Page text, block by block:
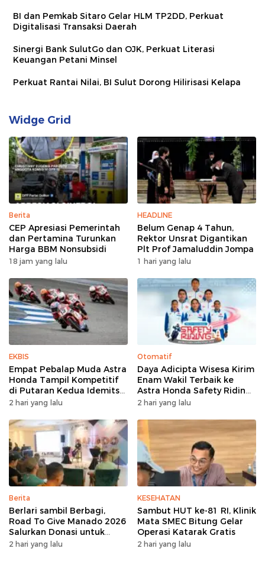
BI dan Pemkab Sitaro Gelar HLM TP2DD, Perkuat
Digitalisasi Transaksi Daerah
Sinergi Bank SulutGo dan OJK, Perkuat Literasi
Keuangan Petani Minsel
Perkuat Rantai Nilai, BI Sulut Dorong Hilirisasi Kelapa
Widge Grid
Berita
CEP Apresiasi Pemerintah
dan Pertamina Turunkan
Harga BBM Nonsubsidi
18 jam yang lalu
HEADLINE
Belum Genap 4 Tahun,
Rektor Unsrat Digantikan
Plt Prof Jamaluddin Jompa
1 hari yang lalu
EKBIS
Empat Pebalap Muda Astra
Honda Tampil Kompetitif
di Putaran Kedua Idemitsu
Moto4 Asia Cup 2026
2 hari yang lalu
Otomatif
Daya Adicipta Wisesa Kirim
Enam Wakil Terbaik ke
Astra Honda Safety Riding
Competition 2026
2 hari yang lalu
Berita
Berlari sambil Berbagi,
Road To Give Manado 2026
Salurkan Donasi untuk
Panti Asuhan dan Yayasan
2 hari yang lalu
KESEHATAN
Sambut HUT ke-81 RI, Klinik
Mata SMEC Bitung Gelar
Operasi Katarak Gratis
2 hari yang lalu